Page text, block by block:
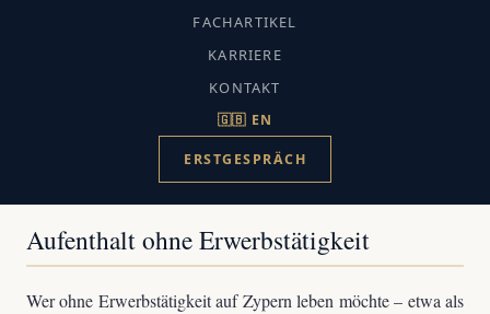
FACHARTIKEL
KARRIERE
KONTAKT
🇬🇧 EN
ERSTGESPRÄCH
CMC-Fachredaktion · Aktualisiert: Juli
2026 · Lesezeit ca. 10 Min.
Aufenthalt ohne Erwerbstätigkeit
Wer ohne Erwerbstätigkeit auf Zypern leben möchte – etwa als